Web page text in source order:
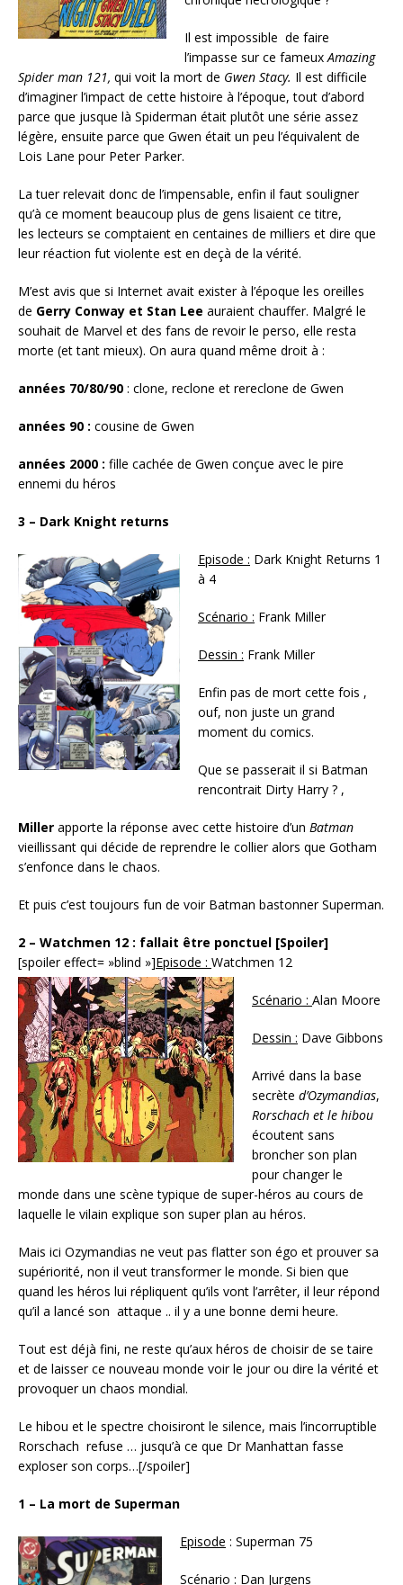
Il est impossible de faire
l’impasse sur ce fameux Amazing
Spider man 121, qui voit la mort de Gwen Stacy. Il est difficile
d’imaginer l’impact de cette histoire à l’époque, tout d’abord
parce que jusque là Spiderman était plutôt une série assez
légère, ensuite parce que Gwen était un peu l’équivalent de
Lois Lane pour Peter Parker.
La tuer relevait donc de l’impensable, enfin il faut souligner
qu’à ce moment beaucoup plus de gens lisaient ce titre,
les lecteurs se comptaient en centaines de milliers et dire que
leur réaction fut violente est en deçà de la vérité.
M’est avis que si Internet avait exister à l’époque les oreilles
de Gerry Conway et Stan Lee auraient chauffer. Malgré le
souhait de Marvel et des fans de revoir le perso, elle resta
morte (et tant mieux). On aura quand même droit à :
années 70/80/90 : clone, reclone et rereclone de Gwen
années 90 : cousine de Gwen
années 2000 : fille cachée de Gwen conçue avec le pire
ennemi du héros
3 – Dark Knight returns
Episode : Dark Knight Returns 1
à 4
Scénario : Frank Miller
Dessin : Frank Miller
Enfin pas de mort cette fois ,
ouf, non juste un grand
moment du comics.
Que se passerait il si Batman
rencontrait Dirty Harry ? ,
Miller apporte la réponse avec cette histoire d’un Batman
vieillissant qui décide de reprendre le collier alors que Gotham
s’enfonce dans le chaos.
Et puis c’est toujours fun de voir Batman bastonner Superman.
2 – Watchmen 12 : fallait être ponctuel [Spoiler]
[spoiler effect= »blind »]Episode : Watchmen 12
Scénario : Alan Moore
Dessin : Dave Gibbons
Arrivé dans la base
secrète d’Ozymandias,
Rorschach et le hibou
écoutent sans
broncher son plan
pour changer le
monde dans une scène typique de super-héros au cours de
laquelle le vilain explique son super plan au héros.
Mais ici Ozymandias ne veut pas flatter son égo et prouver sa
supériorité, non il veut transformer le monde. Si bien que
quand les héros lui répliquent qu’ils vont l’arrêter, il leur répond
qu’il a lancé son attaque .. il y a une bonne demi heure.
Tout est déjà fini, ne reste qu’aux héros de choisir de se taire
et de laisser ce nouveau monde voir le jour ou dire la vérité et
provoquer un chaos mondial.
Le hibou et le spectre choisiront le silence, mais l’incorruptible
Rorschach refuse … jusqu’à ce que Dr Manhattan fasse
exploser son corps…[/spoiler]
1 – La mort de Superman
Episode : Superman 75
Scénario : Dan Jurgens